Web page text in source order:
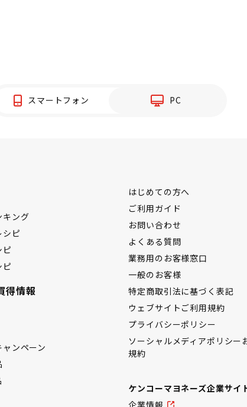
スマートフォン PC
キング
シピ
ピ
ピ
得情報
ンペーン
はじめての方へ
ご利用ガイド
お問い合わせ
よくある質問
業務用のお客様窓口
一般のお客様
特定商取引法に基づく表記
ウェブサイトご利用規約
プライバシーポリシー
ソーシャルメディアポリシー
規約
ケンコーマヨネーズ企業サイ
企業情報